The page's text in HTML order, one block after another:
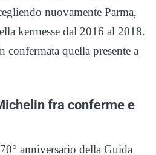
nuovamente Parma,
kermesse dal 2016 al 2018.
confermata quella presente a
fra conferme e
anniversario della Guida